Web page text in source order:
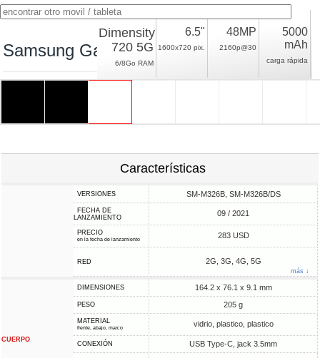
Samsung Galaxy M32 5G
Dimensity
720 5G
6/8Go RAM
6.5"
1600x720 pix.
48MP
2160p@30
5000
mAh
carga rápida
Características
VERSIONES SM-M326B, SM-M326B/DS
FECHA DE
LANZAMIENTO
09 / 2021
PRECIO
en la fecha de lanzamiento 283 USD
RED 2G, 3G, 4G, 5G
más ↓
CUERPO
DIMENSIONES 164.2 x 76.1 x 9.1 mm
PESO 205 g
MATERIAL
frente, abajo, marco vidrio, plastico, plastico
CONEXIÓN USB Type-C, jack 3.5mm